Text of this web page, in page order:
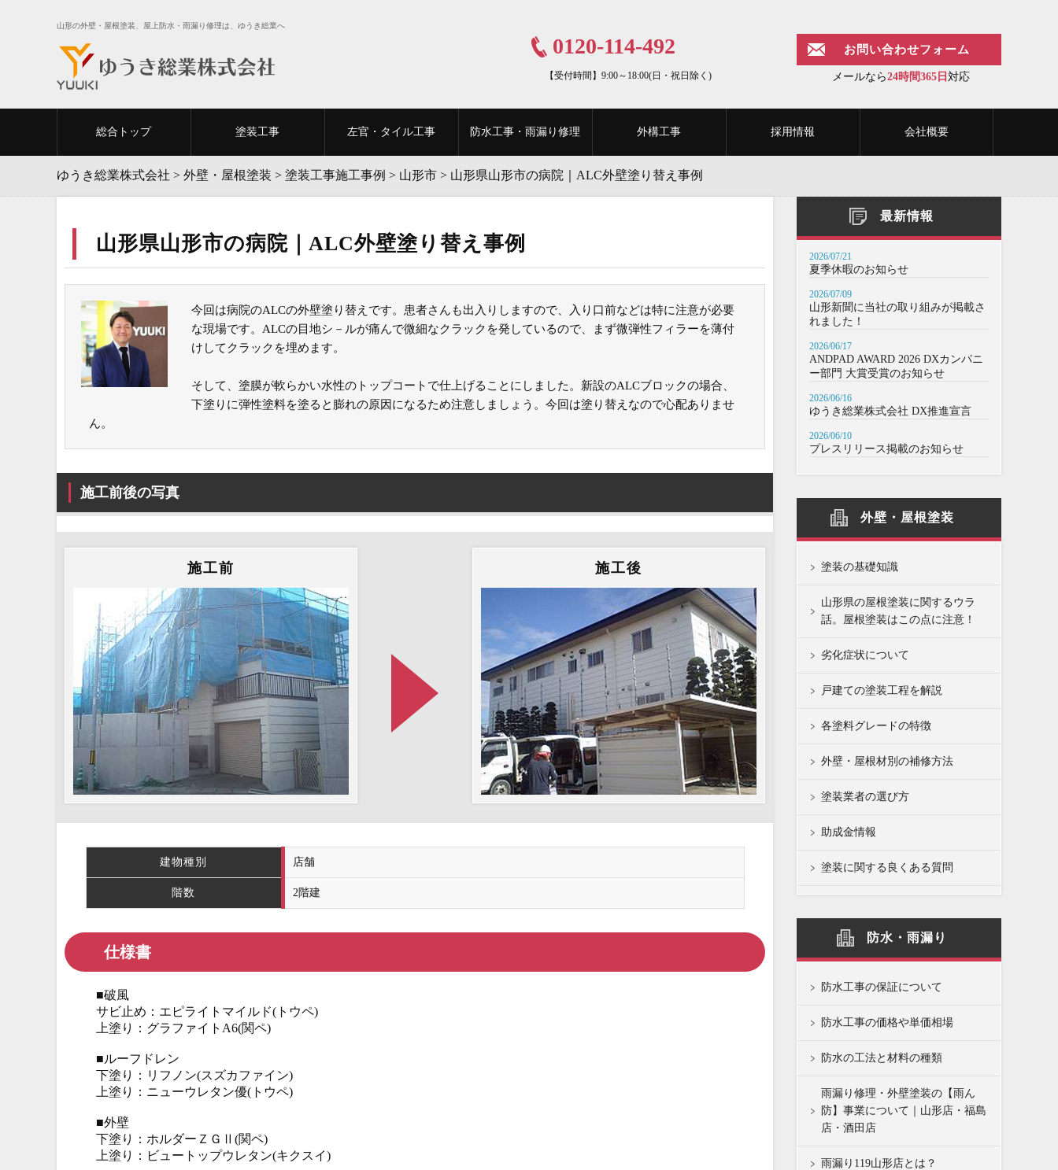
山形の外壁・屋根塗装、屋上防水・雨漏り修理は、ゆうき総業へ
0120-114-492
【受付時間】9:00～18:00(日・祝日除く)
お問い合わせフォーム
メールなら24時間365日 対応
総合トップ 塗装工事 左官・タイル工事 防水工事・雨漏り修理 外構工事 採用情報 会社概要
ゆうき総業株式会社 > 外壁・屋根塗装 > 塗装工事施工事例 > 山形市 > 山形県山形市の病院｜ALC外壁塗り替え事例
山形県山形市の病院｜ALC外壁塗り替え事例
今回は病院のALCの外壁塗り替えです。患者さんも出入りしますので、入り口前などは特に注意が必要
な現場です。ALCの目地シ－ルが痛んで微細なクラックを発しているので、まず微弾性フィラーを薄付
けしてクラックを埋めます。
そして、塗膜が軟らかい水性のトップコートで仕上げることにしました。新設のALCブロックの場合、
下塗りに弾性塗料を塗ると膨れの原因になるため注意しましょう。今回は塗り替えなので心配ありませ
ん。
施工前後の写真
施工前 施工後
建物種別 店舗
階数 2階建
仕様書
■破風
サビ止め：エピライトマイルド(トウペ)
上塗り：グラファイトA6(関ペ)
■ルーフドレン
下塗り：リフノン(スズカファイン)
上塗り：ニューウレタン優(トウペ)
■外壁
下塗り：ホルダーＺＧⅡ(関ペ)
上塗り：ビュートップウレタン(キクスイ)
最新情報
2026/07/21
夏季休暇のお知らせ
2026/07/09
山形新聞に当社の取り組みが掲載さ
れました！
2026/06/17
ANDPAD AWARD 2026 DXカンパニ
ー部門 大賞受賞のお知らせ
2026/06/16
ゆうき総業株式会社 DX推進宣言
2026/06/10
プレスリリース掲載のお知らせ
外壁・屋根塗装
塗装の基礎知識
山形県の屋根塗装に関するウラ
話。屋根塗装はこの点に注意！
劣化症状について
戸建ての塗装工程を解説
各塗料グレードの特徴
外壁・屋根材別の補修方法
塗装業者の選び方
助成金情報
塗装に関する良くある質問
防水・雨漏り
防水工事の保証について
防水工事の価格や単価相場
防水の工法と材料の種類
雨漏り修理・外壁塗装の【雨ん
防】事業について｜山形店・福島
店・酒田店
雨漏り119山形店とは？